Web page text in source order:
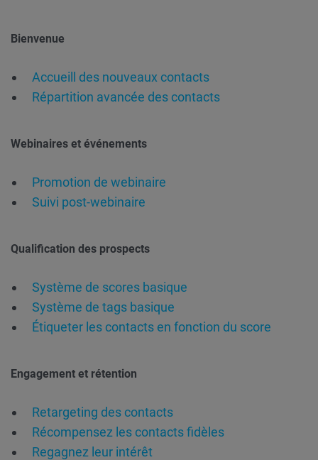
Bienvenue
Accueill des nouveaux contacts
Répartition avancée des contacts
Webinaires et événements
Promotion de webinaire
Suivi post-webinaire
Qualification des prospects
Système de scores basique
Système de tags basique
Étiqueter les contacts en fonction du score
Engagement et rétention
Retargeting des contacts
Récompensez les contacts fidèles
Regagnez leur intérêt